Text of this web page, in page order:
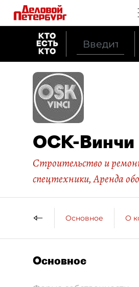
ОСК-Винчи
Строительство и
спецтехники,Аренда
Основное О
Основное